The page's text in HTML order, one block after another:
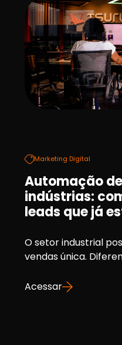
Marketing Digital
Automação
indústrias:
leads que já
O setor industrial
vendas única.
Acessar